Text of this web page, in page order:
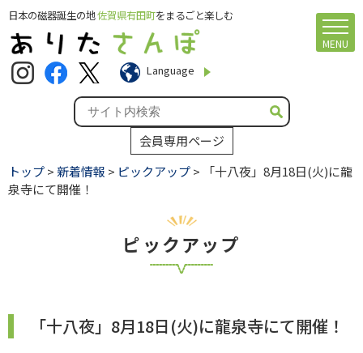
日本の磁器誕生の地佐賀県有田町をまるごと楽しむ
Language
会員専用ページ
トップ> 新着情報 > ピックアップ> 「十八夜」8月18日(火)に龍
泉寺にて開催！
ピックアップ
「十八夜」8月18日(火)に龍泉寺にて開催！
MENU